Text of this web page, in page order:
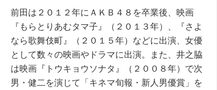
前田は２０１２年にＡＫＢ４８を卒業後、映画
『もらとりあむタマ子』（２０１３年）、『さよ
なら歌舞伎町』（２０１５年）などに出演、女優
として数々の映画やドラマに出演。また、井之脇
は映画『トウキョウソナタ』（２００８年）で次
男・健二を演じて「キネマ旬報・新人男優賞」を